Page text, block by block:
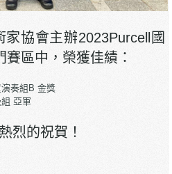
會主辦2023Purcell國
區中，榮獲佳績：
奏組B 金獎
亞軍
的祝賀！